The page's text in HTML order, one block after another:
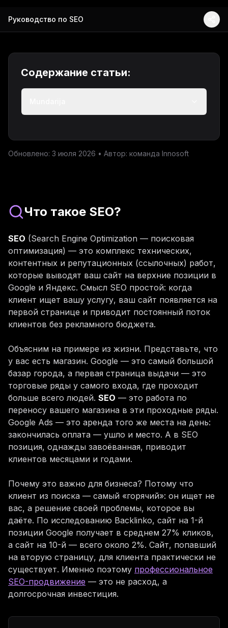
Руководство по SEO
Содержание статьи:
Обновлено: 3 июля 2026 • Автор: команда Innosoft
Что такое SEO?
SEO (Search Engine Optimization — поисковая
оптимизация) — это комплекс технических,
контентных и репутационных (ссылочных) работ,
которые выводят ваш сайт на верхние позиции в
Google и Яндекс. Смысл SEO простой: когда
клиент ищет вашу услугу, ваш сайт появляется на
первой странице и приводит постоянный поток
клиентов без рекламного бюджета.
Объясним на примере из жизни. Представьте, что
у вас есть магазин. Google — это самый большой
базар города, а первая страница выдачи — это
торговые ряды у самого входа, где проходит
больше всего людей. SEO — это работа по
переносу вашего магазина в эти проходные ряды.
Google Ads — это аренда того же места на день:
закончилась оплата — ушло и место. А в SEO
позиция, однажды завоёванная, приводит
клиентов месяцами и годами.
Почему это важно для бизнеса? Потому что
клиент из поиска — самый «горячий»: он ищет не
вас, а решение своей проблемы, которое вы
даёте. По исследованию Backlinko, сайт на 1-й
позиции Google получает в среднем 27% кликов,
а сайт на 10-й — всего около 2%. Сайт, попавший
на вторую страницу, для клиента практически не
существует. Именно поэтому профессиональное
SEO-продвижение — это не расход, а
долгосрочная инвестиция.